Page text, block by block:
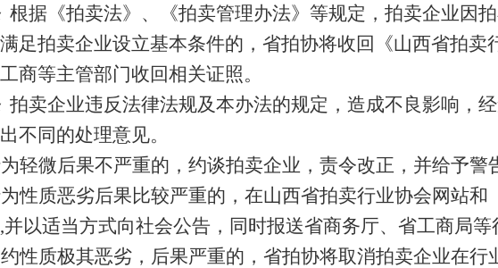
根据《拍卖法》、《拍卖管理办法》等规定，拍卖企业因
足拍卖企业设立基本条件的，省拍协将收回《山西省拍卖
商等主管部门收回相关证照。
拍卖企业违反法律法规及本办法的规定，造成不良影响，
不同的处理意见。
轻微后果不严重的，约谈拍卖企业，责令改正，并给予警
性质恶劣后果比较严重的，在山西省拍卖行业协会网站和
,并以适当方式向社会公告，同时报送省商务厅、省工商局等
性质极其恶劣，后果严重的，省拍协将取消拍卖企业在行